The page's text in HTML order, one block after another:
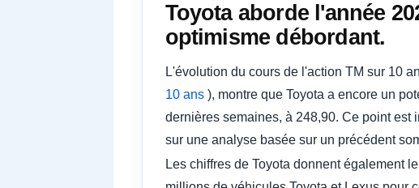
Toyota aborde l'année
optimisme débordant.
L'évolution du cours de l'action TM sur 10
10 ans), montre que Toyota a encore un
dernières semaines, à 248,90. Ce point est
sur une analyse basée sur un précédent
Les chiffres de Toyota donnent également